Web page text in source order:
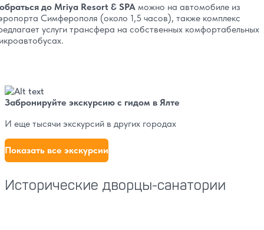
до Mriya Resort & SPA можно на автомобиле из
Симферополя (около 1,5 часов), также комплекс
услуги трансфера на собственных комфортабельных
Забронируйте экскурсию с гидом в Ялте
И еще тысячи экскурсий в других городах
Показать все экскурсии
Исторические дворцы-санатории